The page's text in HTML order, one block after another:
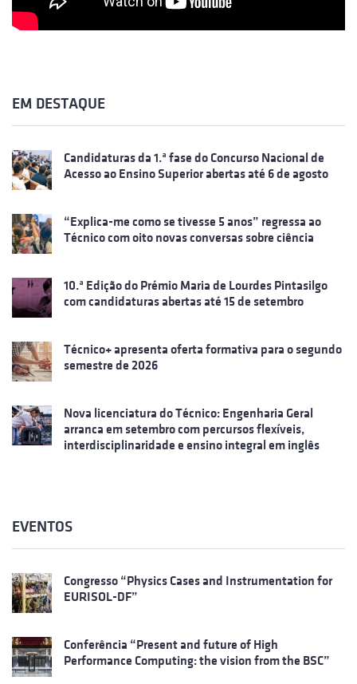
EM DESTAQUE
Candidaturas da 1.ª fase do Concurso Nacional de
Acesso ao Ensino Superior abertas até 6 de agosto
“Explica-me como se tivesse 5 anos” regressa ao
Técnico com oito novas conversas sobre ciência
10.ª Edição do Prémio Maria de Lourdes Pintasilgo
com candidaturas abertas até 15 de setembro
Técnico+ apresenta oferta formativa para o segundo
semestre de 2026
Nova licenciatura do Técnico: Engenharia Geral
arranca em setembro com percursos flexíveis,
interdisciplinaridade e ensino integral em inglês
EVENTOS
Congresso “Physics Cases and Instrumentation for
EURISOL-DF”
Conferência “Present and future of High
Performance Computing: the vision from the BSC”